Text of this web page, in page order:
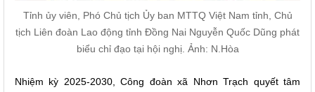
Tỉnh ủy viên, Phó Chủ tịch Ủy ban MTTQ Việt Nam tỉnh, Chủ
tịch Liên đoàn Lao động tỉnh Đồng Nai Nguyễn Quốc Dũng phát
biểu chỉ đạo tại hội nghị. Ảnh: N.Hòa
Nhiệm kỳ 2025-2030, Công đoàn xã Nhơn Trạch quyết tâm